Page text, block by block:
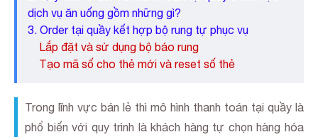
dịch vụ ăn uống gồm những gì?
3. Order tại quầy kết hợp bộ rung tự phục vụ
Lắp đặt và sử dụng bộ báo rung
Tạo mã số cho thẻ mới và reset số thẻ
Trong lĩnh vực bán lẻ thì mô hình thanh toán tại quầy là
phổ biến với quy trình là khách hàng tự chọn hàng hóa